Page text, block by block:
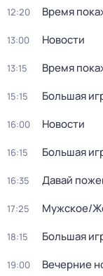
12:20 Время
13:00 Новости
13:15 Время
15:15 Большая
16:00 Новости
16:15 Большая
16:35 Давай
17:25 Мужское/
18:15 Большая
19:00 Вечерние